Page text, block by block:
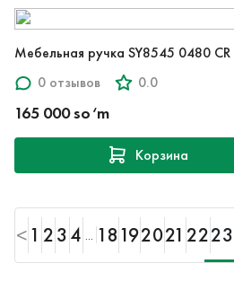
0 отзывов
0.0
165 000 so‘m
Корзина
<1 234 ... 18192021 2223